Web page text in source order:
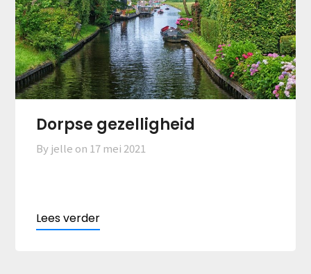
Dorpse gezelligheid
By jelle on 17 mei 2021